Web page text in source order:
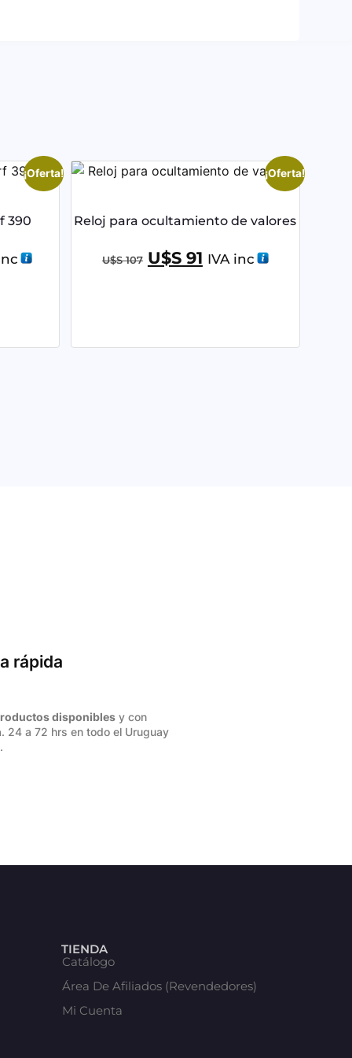
¡Oferta!
390
¡Oferta!
Reloj para ocultamiento de valores
U$S107 U$S91 IVA inc
rápida
disponiblesy con
24 a 72 hrs en todo el Uruguay
TIENDA
Catálogo
Área De Afiliados (Revendedores)
Mi Cuenta